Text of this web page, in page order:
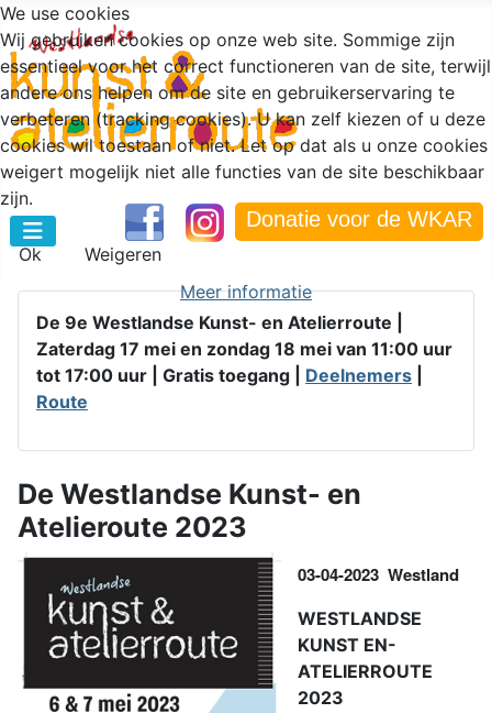
Donatie voor de WKAR
De 9e Westlandse Kunst- en Atelierroute |
Zaterdag 17 mei en zondag 18 mei van 11:00 uur
tot 17:00 uur | Gratis toegang | Deelnemers
Route
De Westlandse Kunst- en
Atelieroute 2023
03-04-2023 Westland
WESTLANDSE
KUNST EN-
ATELIERROUTE
2023
We use cookies
Wij gebruiken cookies op onze web site. Sommige zijn
essentieel voor het correct functioneren van de site, terwijl
andere ons helpen om de site en gebruikerservaring te
verbeteren (tracking cookies). U kan zelf kiezen of u deze
cookies wil toestaan of niet. Let op dat als u onze cookies
weigert mogelijk niet alle functies van de site beschikbaar
zijn.
Ok
Weigeren
Meer informatie